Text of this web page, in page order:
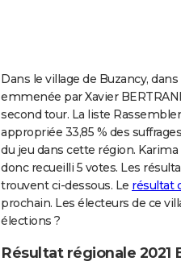
Dans le village de Buzancy,
emmenée par Xavier
second tour. La liste
appropriée 33,85 % des
du jeu dans cette région.
donc recueilli 5 votes. Les
trouvent ci-dessous. Le résultat
prochain. Les électeurs de ce
élections ?
Résultat régionale 2021